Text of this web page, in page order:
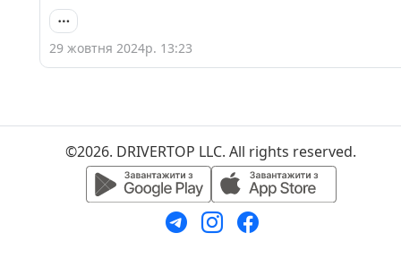
29 жовтня 2024р. 13:23
©2026. DRIVERTOP LLC. All rights reserved.